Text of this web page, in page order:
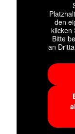
den
klicken
Bitte
an